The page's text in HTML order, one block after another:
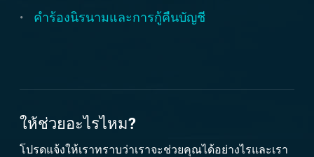
คำร้องนิรนามและการกู้คืนบัญชี
ให้ช่วยอะไรไหม?
โปรดแจ้งให้เราทราบว่าเราจะช่วยคุณได้อย่างไรและเรา